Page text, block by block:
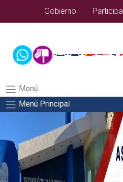
eventos/pdfSalida del comando:
Gobierno Participa
Menú
Menú Principal